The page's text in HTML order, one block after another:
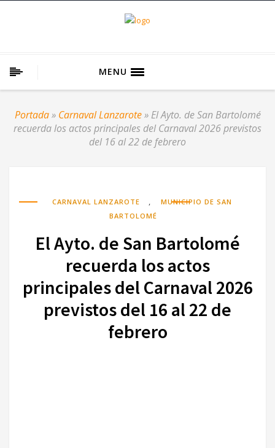
MENU
Portada» Carnaval Lanzarote» El Ayto. de San Bartolomé
recuerda los actos principales del Carnaval 2026 previstos
del 16 al 22 de febrero
CARNAVAL LANZAROTE ,
MUNICIPIO DE SAN
BARTOLOMÉ
El Ayto. de San Bartolomé
recuerda los actos
principales del Carnaval 2026
previstos del 16 al 22 de
febrero